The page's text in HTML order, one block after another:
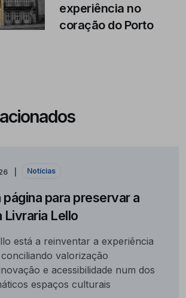
experiência no
coração do Porto
Notícias
página para preservar a
Livraria Lello
está a reinventar a experiência
valorização
e acessibilidade num dos
espaços culturais